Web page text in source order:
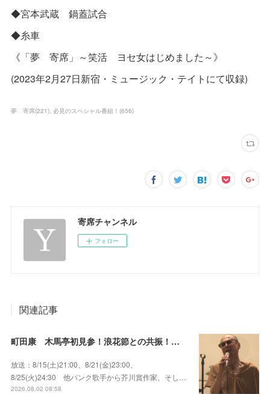
◆宮本武蔵 鍋蓋試合
◆糸車
《「夢 寄席」～笑活 ヨセ女はじめました～》
(2023年2月27日新宿・ミュージック・テイトにて収録)
夢 寄席(221) 必見のスペシャル番組！ (656)
寄席チャンネル
フォロー
関連記事
町田康 木馬亭初見参！浪花節との共振！～マチダ地蔵尊 他
放送：8/15(土)21:00、8/21(金)23:00、
8/25(火)24:30 他パンク歌手から芥川賞作家、そし…
2026.08.02 08:58